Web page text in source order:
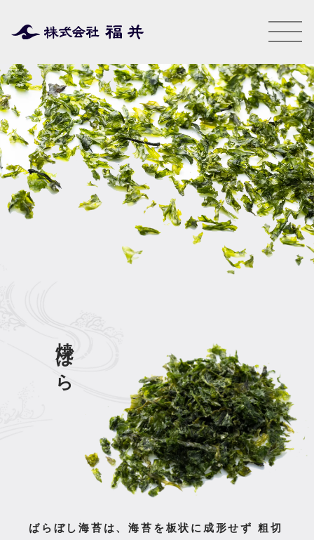
焼ばら
ばらぼし海苔は、海苔を板状に成形せず
粗切